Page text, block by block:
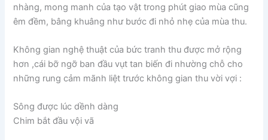
nhàng, mong manh của tạo vật trong phút giao mùa cũng
êm đềm, bâng khuâng như bước đi nhỏ nhẹ của mùa thu.
Không gian nghệ thuật của bức tranh thu được mở rộng
hơn ,cái bỡ ngỡ ban đầu vụt tan biến đi nhường chỗ cho
những rung cảm mãnh liệt trước không gian thu vời vợi :
Sông được lúc dềnh dàng
Chim bắt đầu vội vã